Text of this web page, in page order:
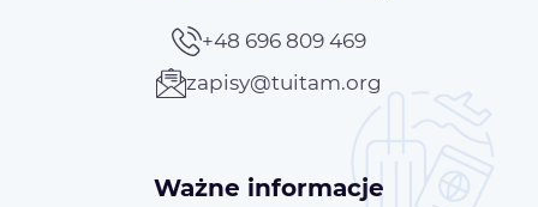
+48 696 809 469
zapisy@tuitam.org
Ważne informacje